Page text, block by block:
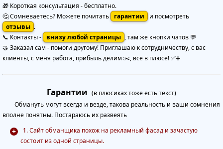
🎁 Короткая консультация - бесплатно.
🤔 Сомневаетесь? Можете почитать
гарантии
и посмотреть
отзывы .
📞 Контакты -
внизу любой страницы , там же кнопки чатов 💬
🤝 Заказал сам - помоги другому! Приглашаю к сотрудничеству, с вас
клиенты, с меня работа, прибыль делим ✂️, все в плюсе! ✅➕
Гарантии (в плюсиках тоже есть текст)
Обмануть могут всегда и везде, такова реальность и ваши сомнения
вполне понятны. Постараюсь их развеять
1. Сайт обманщика похож на рекламный фасад и зачастую
состоит из одной страницы.